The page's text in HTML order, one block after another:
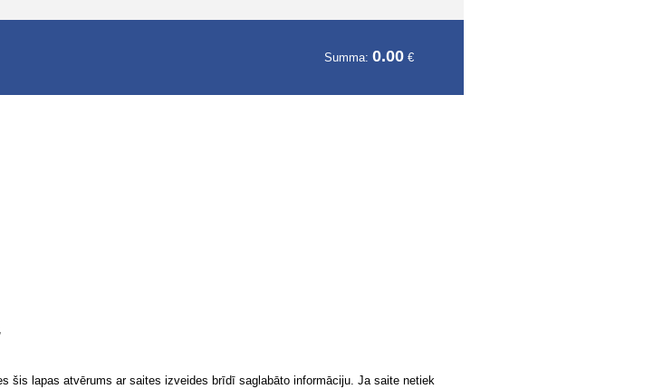
Summa: 0.00€
šis lapas atvērums ar saites izveides brīdī saglabāto informāciju. Ja saite netiek